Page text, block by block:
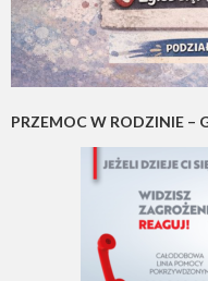
PRZEMOC W RODZINIE –